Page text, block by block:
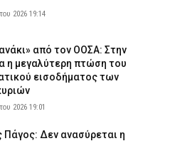
2026 19:14
από τον ΟΟΣΑ: Στην
η μεγαλύτερη πτώση του
εισοδήματος των
2026 19:01
Πάγος: Δεν ανασύρεται η